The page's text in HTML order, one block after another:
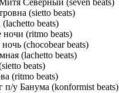
Северный (seven beats)
(sietto beats)
beats)
(ritmo beats)
(chocobear beats)
(lachetto beats)
beats)
(ritmo beats)
п/у Банума (konformist beats)